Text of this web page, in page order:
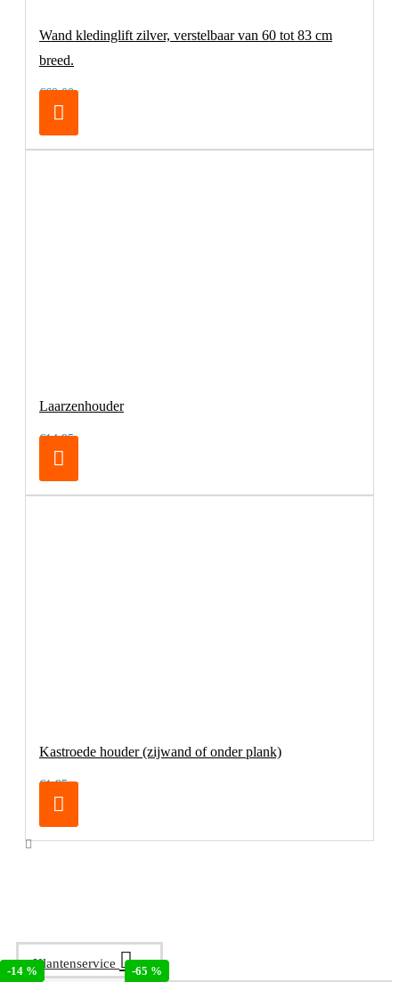
-65 %
-65 %
-14 %
Wand kledinglift zilver, verstelbaar van 60 tot 83 cm
breed.
€69,00
Laarzenhouder
€14,95
Kastroede houder (zijwand of onder plank)
€1,95
Klantenservice